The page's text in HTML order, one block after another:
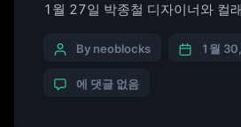
1월 27일 박종철 디자이너와 컬
카페에서 열렸으며, 패션쇼 이후
료로 제공됐다. 패셔니스타 달샤
By neoblocks 1월
에 댓글 없음